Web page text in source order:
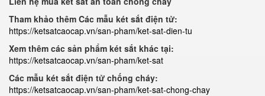
Tham khảo thêm Các mẫu két sắt điện tử:
https://ketsatcaocap.vn/san-pham/ket-sat-dien-tu
Xem thêm các sản phẩm két sắt khác tại:
https://ketsatcaocap.vn/san-pham/ket-sat
Các mẫu két sắt điện tử chống cháy:
https://ketsatcaocap.vn/san-pham/ket-sat-chong-chay